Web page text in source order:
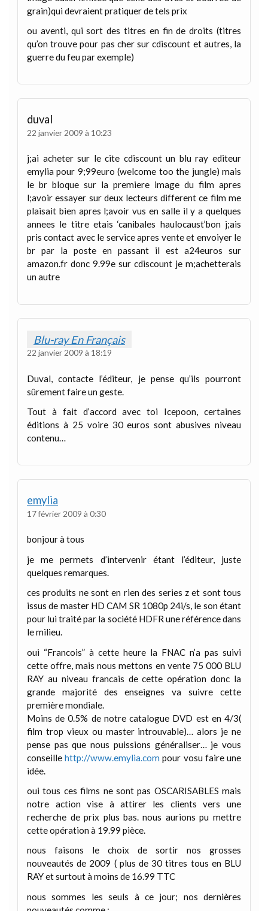
grain)qui devraient pratiquer de tels prix
ou aventi, qui sort des titres en fin de droits (titres
qu’on trouve pour pas cher sur cdiscount et autres, la
guerre du feu par exemple)
duval
22 janvier 2009 à 10:23
j;ai acheter sur le cite cdiscount un blu ray editeur
emylia pour 9;99euro (welcome too the jungle) mais
le br bloque sur la premiere image du film apres
l;avoir essayer sur deux lecteurs different ce film me
plaisait bien apres l;avoir vus en salle il y a quelques
annees le titre etais ‘canibales haulocaust’bon j;ais
pris contact avec le service apres vente et envoiyer le
br par la poste en passant il est a24euros sur
amazon.fr donc 9.99e sur cdiscount je m;achetterais
un autre
Blu-ray En Français
22 janvier 2009 à 18:19
Duval, contacte l’éditeur, je pense qu’ils pourront
sûrement faire un geste.
Tout à fait d’accord avec toi Icepoon, certaines
éditions à 25 voire 30 euros sont abusives niveau
contenu…
emylia
17 février 2009 à 0:30
bonjour à tous
je me permets d’intervenir étant l’éditeur, juste
quelques remarques.
ces produits ne sont en rien des series z et sont tous
issus de master HD CAM SR 1080p 24i/s, le son étant
pour lui traité par la société HDFR une référence dans
le milieu.
oui “Francois” à cette heure la FNAC n’a pas suivi
cette offre, mais nous mettons en vente 75 000 BLU
RAY au niveau francais de cette opération donc la
grande majorité des enseignes va suivre cette
première mondiale.
Moins de 0.5% de notre catalogue DVD est en 4/3(
film trop vieux ou master introuvable)… alors je ne
pense pas que nous puissions généraliser… je vous
conseillehttp://www.emylia.com pour vosu faire une
idée.
oui tous ces films ne sont pas OSCARISABLES mais
notre action vise à attirer les clients vers une
recherche de prix plus bas. nous aurions pu mettre
cette opération à 19.99 pièce.
nous faisons le choix de sortir nos grosses
nouveautés de 2009 ( plus de 30 titres tous en BLU
RAY et surtout à moins de 16.99 TTC
nous sommes les seuls à ce jour; nos dernières